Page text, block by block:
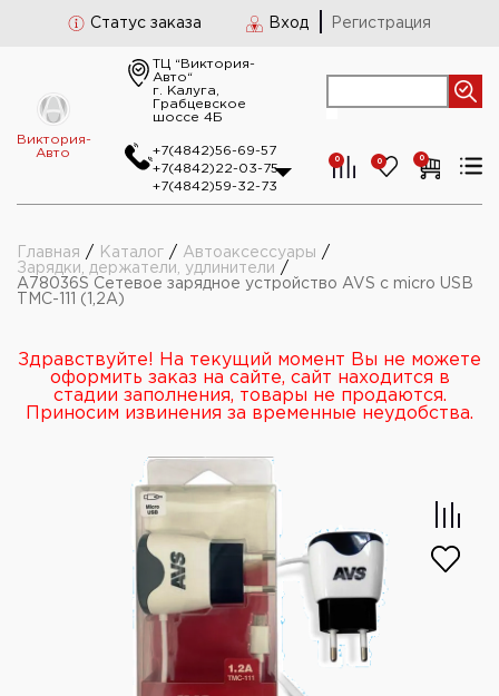
Статус заказа Вход Регистрация
Виктория-
Авто
ТЦ “Виктория-
Авто“
г. Калуга,
Грабцевское
шоссе 4Б
+7(4842)56-69-57
+7(4842)22-03-75
+7(4842)59-32-73
0 0 0
Главная / Каталог / Автоаксессуары /
Зарядки, держатели, удлинители /
A78036S Сетевое зарядное устройство AVS с micro USB
TMC-111 (1,2А)
Здравствуйте! На текущий момент Вы не можете
оформить заказ на сайте, сайт находится в
стадии заполнения, товары не продаются.
Приносим извинения за временные неудобства.